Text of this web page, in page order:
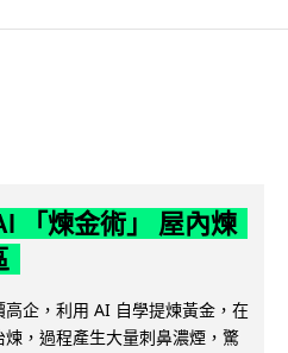
「煉金術」 屋內煉
企，利用 AI 自學提煉黃金，在
，過程產生大量刺鼻濃煙，驚